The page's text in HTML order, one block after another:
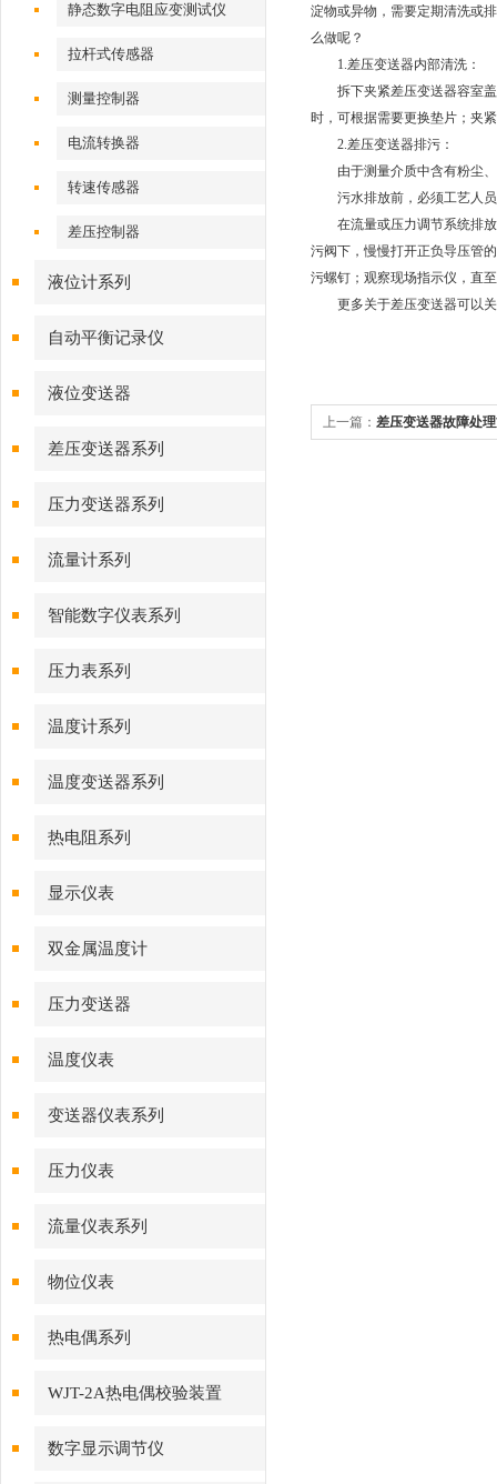
静态数字电阻应变测试仪
拉杆式传感器
测量控制器
电流转换器
转速传感器
差压控制器
液位计系列
自动平衡记录仪
液位变送器
差压变送器系列
压力变送器系列
流量计系列
智能数字仪表系列
压力表系列
温度计系列
温度变送器系列
热电阻系列
显示仪表
双金属温度计
压力变送器
温度仪表
变送器仪表系列
压力仪表
流量仪表系列
物位仪表
热电偶系列
WJT-2A热电偶校验装置
数字显示调节仪
淀物或异物，需要定期清洗或
么做呢？
1.差压变送器内部清洗：
拆下夹紧差压变送器容室盖
时，可根据需要更换垫片；夹
2.差压变送器排污：
由于测量介质中含有粉尘、
污水排放前，必须工艺人员
在流量或压力调节系统排放
污阀下，慢慢打开正负导压管
污螺钉；观察现场指示仪，直
更多关于差压变送器可以关
上一篇： 差压变送器故障处